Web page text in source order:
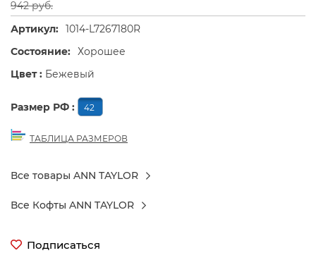
942 руб.
Артикул: 1014-L7267180R
Состояние: Хорошее
Цвет : Бежевый
Размер РФ : 42
ТАБЛИЦА РАЗМЕРОВ
Все товары ANN TAYLOR
Все Кофты ANN TAYLOR
Подписаться